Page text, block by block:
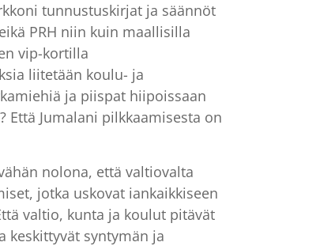
tunnustuskirjat ja säännöt
PRH niin kuin maallisilla
vip-kortilla
liitetään koulu- ja
ja piispat hiipoissaan
Jumalani pilkkaamisesta on
nolona, että valtiovalta
jotka uskovat iankaikkiseen
valtio, kunta ja koulut pitävät
keskittyvät syntymän ja